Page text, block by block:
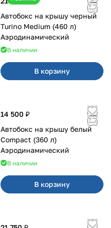
Автобокс на крышу черный
Turino Medium (460 л)
Аэродинамический
В наличии
В корзину
14 500 ₽
Автобокс на крышу белый
Compact (360 л)
Аэродинамический
В наличии
В корзину